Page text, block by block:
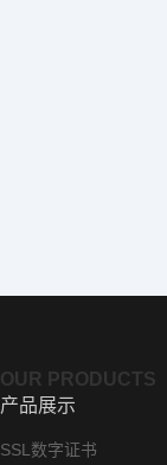
OUR PRODUCTS
产品展示
SSL数字证书